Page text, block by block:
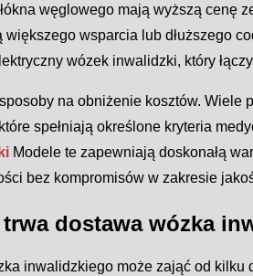
węglowego mają wyższą cenę
większego wsparcia lub dłuższego
wózek inwalidzki, który
na obniżenie kosztów.
spełniają określone kryteria
Modele te zapewniają doskonałą
bez kompromisów w zakresie
trwa dostawa wózka
inwalidzkiego może zająć od